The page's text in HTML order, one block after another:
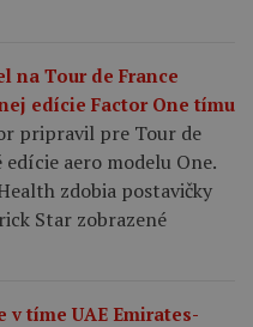
na Tour de France
edície Factor One tímu
pripravil pre Tour de
aero modelu One.
zdobia postavičky
Star zobrazené
tíme UAE Emirates-